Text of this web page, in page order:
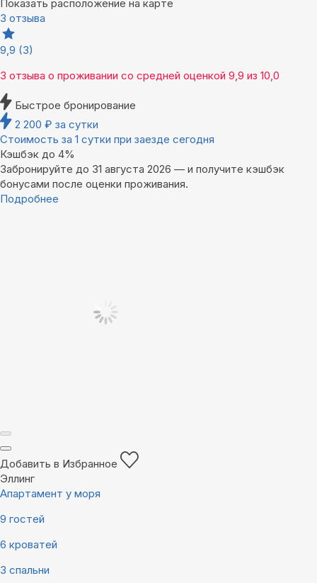
Показать расположение на карте
3 отзыва
9,9 (3)
3 отзыва о проживании со средней оценкой 9,9 из 10,0
Быстрое бронирование
2 200 ₽ за сутки
Стоимость за 1 сутки при заезде сегодня
Кэшбэк до 4%
Забронируйте до 31 августа 2026 — и получите кэшбэк
бонусами после оценки проживания.
Подробнее
Добавить в Избранное
Эллинг
Апартамент у моря
9 гостей
6 кроватей
3 спальни